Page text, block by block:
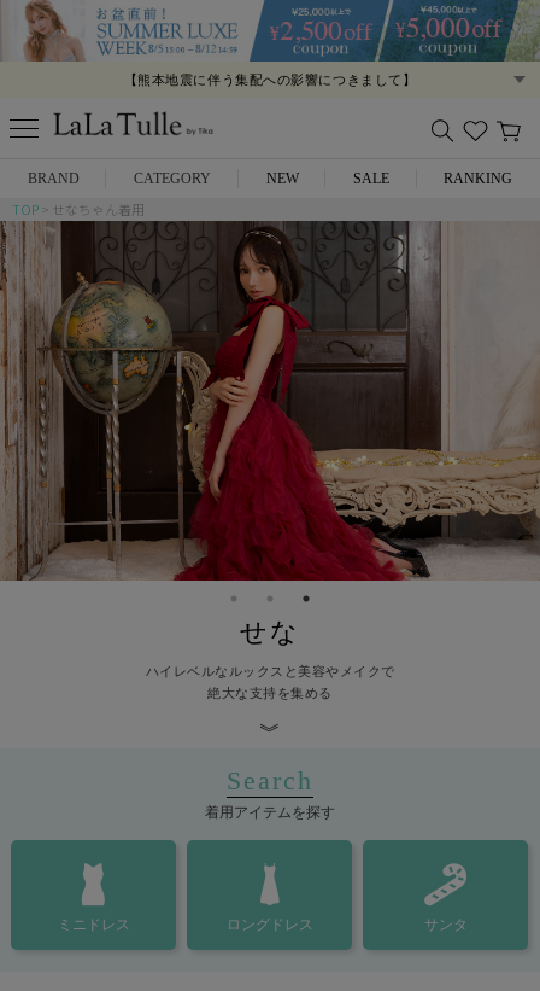
【熊本地震に伴う集配への影響につきまして】
【夏季休業につきまして】
BRAND
Anella
L.A.import
ROBE de FLEURS
Glossy
DEA.
ANIER.
ANGEL R
GLAMOROUS
CATEGORY
ミニドレス
膝丈ドレス
ロングドレス
キャバヒール
スーツ
アウター
バッグ
NEW SALE RANKING
TOP せなちゃん着用
せな
ハイレベルなルックスと美容やメイクで
絶大な支持を集める
︾
Search
着用アイテムを探す
ミニドレス ロングドレス サンタ